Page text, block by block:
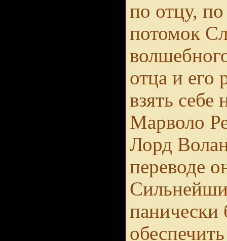
по отцу,
потомок
отца и его
взять
Марволо
Лорд
переводе
панически